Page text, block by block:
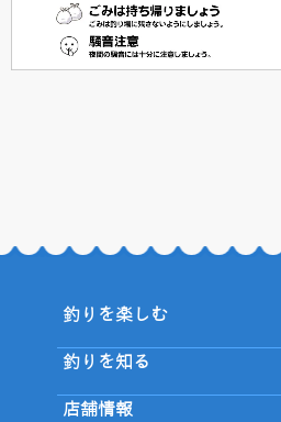
釣りを楽しむ
釣りを知る
店舗情報